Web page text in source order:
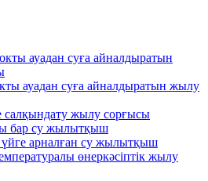
ауадан суға айналдыратын
ауадан суға айналдыратын жылу
жылу сорғысы
бар су жылытқыш
арналған су жылытқыш
өнеркәсіптік жылу